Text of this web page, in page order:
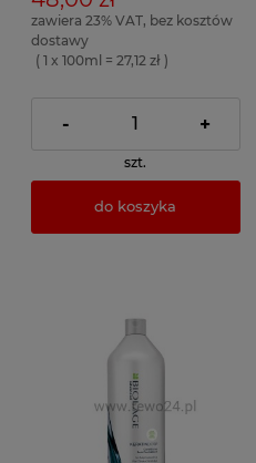
zawiera 23% VAT, bez kosztów
dostawy
( 1 x 100ml = 27,12 zł )
- +
szt.
do koszyka